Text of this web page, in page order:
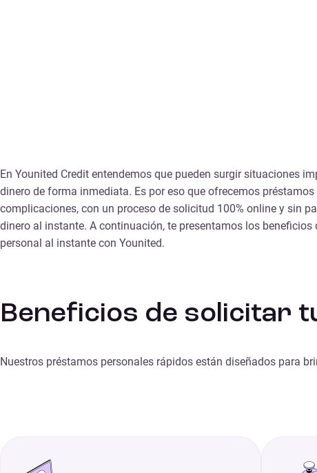
En Younited Credit entendemos que pueden surgir situaciones
dinero de forma inmediata. Es por eso que ofrecemos
complicaciones, con un proceso de solicitud 100% online y sin
dinero al instante. A continuación, te presentamos los
personal al instante con Younited.
Beneficios de solicitar
Nuestros préstamos personales rápidos están diseñados para